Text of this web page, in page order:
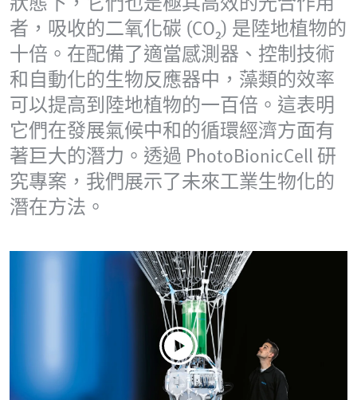
者，吸收的二氧化碳 (CO₂) 是陸地植物的
十倍。在配備了適當感測器、控制技術
和自動化的生物反應器中，藻類的效率
可以提高到陸地植物的一百倍。這表明
它們在發展氣候中和的循環經濟方面有
著巨大的潛力。透過 PhotoBionicCell 研
究專案，我們展示了未來工業生物化的
潛在方法。